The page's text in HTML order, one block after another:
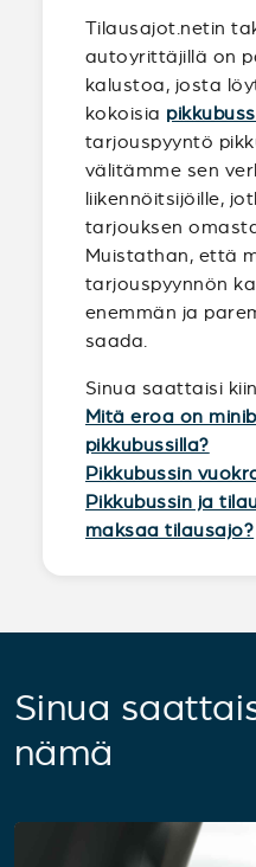
Tilausajot.netin
autoyrittäjillä on
kalustoa, josta
kokoisia
tarjouspyyntö
välitämme sen
liikennöitsijöille,
tarjouksen
Muistathan, että
tarjouspyynnön
enemmän ja
saada.
Sinua saattaisi
Mitä eroa on
pikkubussilla?
Pikkubussin
Pikkubussin ja
maksaa tilausajo?
Sinua
nämä